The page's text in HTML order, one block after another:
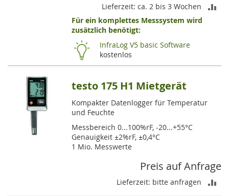
Lieferzeit: ca. 2 bis 3 Wochen
Für ein komplettes Messsystem wird
zusätzlich benötigt:
InfraLog V5 basic Software
kostenlos
testo 175 H1 Mietgerät
Kompakter Datenlogger für Temperatur
und Feuchte
Messbereich 0...100%rF, -20...+55°C
Genauigkeit ±2%rF, ±0,4°C
1 Mio. Messwerte
Preis auf Anfrage
Lieferzeit: bitte anfragen